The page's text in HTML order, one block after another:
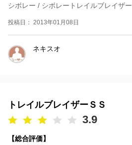
シボレー / シボレートレイルブレイザー
投稿日： 2013年01月08日
ネキスオ
トレイルブレイザーＳＳ
3.9
【総合評価】